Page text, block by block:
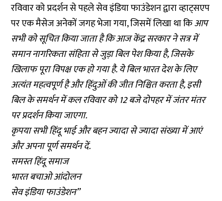
रविवार को प्रदर्शन से पहले सेव इंडिया फाउंडेशन द्वारा व्हाट्सएप
पर एक मैसेज अनेकों जगह भेजा गया, जिसमें लिखा था किआप
सभी को सूचित किया जाता है कि आज केंद्र सरकार ने सत्र में
समान नागरिकता संहिता से जुड़ा बिल पेश किया है, जिसके
खिलाफ पूरा विपक्ष एक हो गया है. ये बिल भारत देश के लिए
अत्यंत महत्वपूर्ण है और हिंदुओं की जीत निश्चित करता है, इसी
बिल के समर्थन में कल रविवार को 12 बजे दोपहर में जंतर मंतर
पर प्रदर्शन किया जाएगा.
कृपया सभी हिंदू भाई और बहन ज्यादा से ज्यादा संख्या में आएं
और अपना पूर्ण समर्थन दें.
समस्त हिंदू समाज
भारत बचाओ आंदोलन
सेव इंडिया फाउंडेशन”